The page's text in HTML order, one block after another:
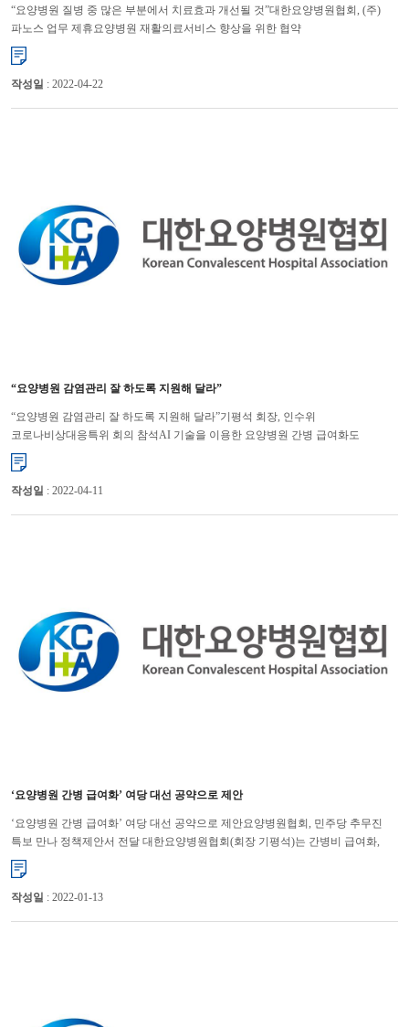
“요양병원 질병 중 많은 부분에서 치료효과 개선될 것”대한요양병원협회, (주)
파노스 업무 제휴요양병원 재활의료서비스 향상을 위한 협약
체결 대한요양병원협회(협회장 기평석)와 (주)파노스(대표이사 곽은식)는 21...
작성일 : 2022-04-22
“요양병원 감염관리 잘 하도록 지원해 달라”
“요양병원 감염관리 잘 하도록 지원해 달라”기평석 회장, 인수위
코로나비상대응특위 회의 참석AI 기술을 이용한 요양병원 간병 급여화도
제안 대한요양병원협회 기평석 회장은 요양병원이 제1급 감염병인 코로...
작성일 : 2022-04-11
‘요양병원 간병 급여화’ 여당 대선 공약으로 제안
‘요양병원 간병 급여화’ 여당 대선 공약으로 제안요양병원협회, 민주당 추무진
특보 만나 정책제안서 전달 대한요양병원협회(회장 기평석)는 간병비 급여화,
요양병원의 의료적 기능 강화를 위한 전문병동제 도입을 더불...
작성일 : 2022-01-13